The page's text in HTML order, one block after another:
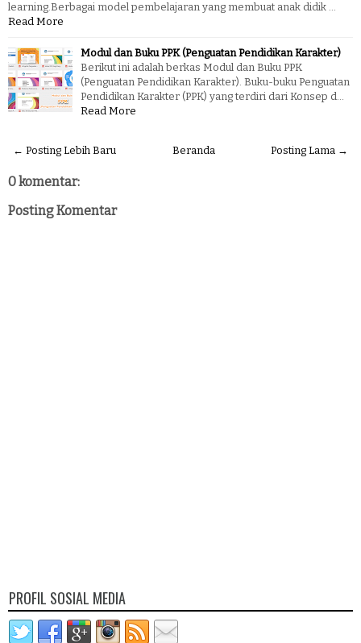
learning.Berbagai model pembelajaran yang membuat anak didik …
Read More
Modul dan Buku PPK (Penguatan Pendidikan Karakter)
Berikut ini adalah berkas Modul dan Buku PPK
(Penguatan Pendidikan Karakter). Buku-buku Penguatan
Pendidikan Karakter (PPK) yang terdiri dari Konsep d…
Read More
← Posting Lebih Baru Posting Lama →
Beranda
0 komentar:
Posting Komentar
PROFIL SOSIAL MEDIA